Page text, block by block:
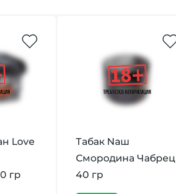
Love
гр
Табак Nаш
Смородина Чабрец
40 гр